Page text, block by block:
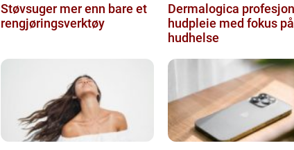
Støvsuger mer enn bare et
rengjøringsverktøy
Dermalogica profesjonell
hudpleie med fokus på
hudhelse